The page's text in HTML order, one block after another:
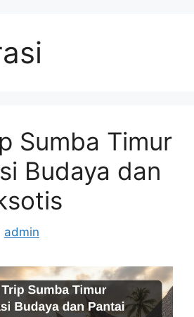
Sumba Timur
Budaya dan
admin